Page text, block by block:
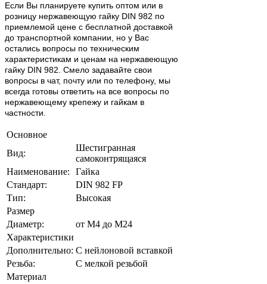
Если Вы планируете купить оптом или в
розницу нержавеющую гайку DIN 982 по
приемлемой цене с бесплатной доставкой
до транспортной компании, но у Вас
остались вопросы по техническим
характеристикам и ценам на нержавеющую
гайку DIN 982. Смело задавайте свои
вопросы в чат, почту или по телефону, мы
всегда готовы ответить на все вопросы по
нержавеющему крепежу и гайкам в
частности.
Основное
Вид:
Шестигранная
самоконтрящаяся
Наименование:
Гайка
Стандарт:
DIN 982 FP
Тип:
Высокая
Размер
Диаметр:
от М4 до М24
Характеристики
Дополнительно: С нейлоновой вставкой
Резьба:
С мелкой резьбой
Материал